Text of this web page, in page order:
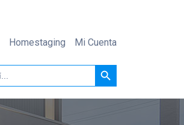
Homestaging Mi Cuenta
Botón de búsqueda